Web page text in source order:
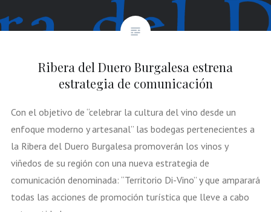
Ribera del Duero Burgalesa estrena
estrategia de comunicación
Con el objetivo de “celebrar la cultura del vino desde un
enfoque moderno y artesanal” las bodegas pertenecientes a
la Ribera del Duero Burgalesa promoverán los vinos y
viñedos de su región con una nueva estrategia de
comunicación denominada: “Territorio Di-Vino” y que amparará
todas las acciones de promoción turística que lleve a cabo